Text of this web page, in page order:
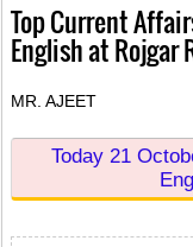
Top Current
English at Rojgar
MR. AJEET
Today 21